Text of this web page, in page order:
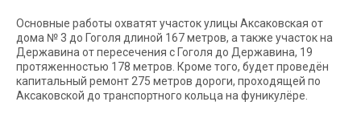
Основные работы охватят участок улицы Аксаковская от
дома № 3 до Гоголя длиной 167 метров, а также участок на
Державина от пересечения с Гоголя до Державина, 19
протяженностью 178 метров. Кроме того, будет проведён
капитальный ремонт 275 метров дороги, проходящей по
Аксаковской до транспортного кольца на фуникулёре.